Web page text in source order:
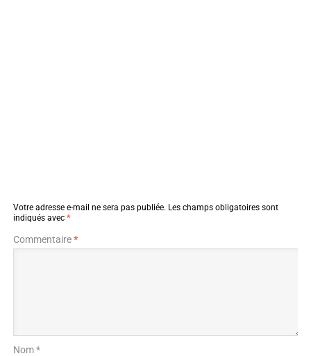
Votre adresse e-mail ne sera pas publiée. Les champs obligatoires sont
indiqués avec *
Commentaire*
Nom *